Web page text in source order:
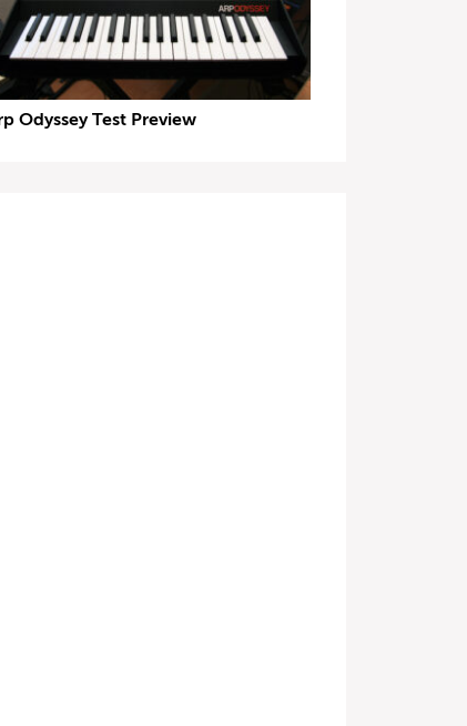
Odyssey Test Preview